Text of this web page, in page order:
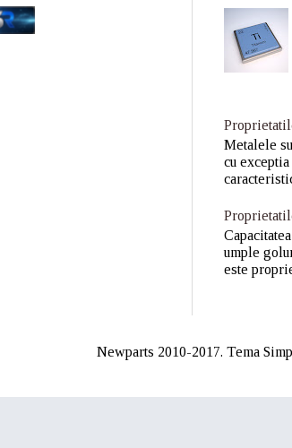
Metalele
cu
umple
este
Newparts 2010-2017. Tema